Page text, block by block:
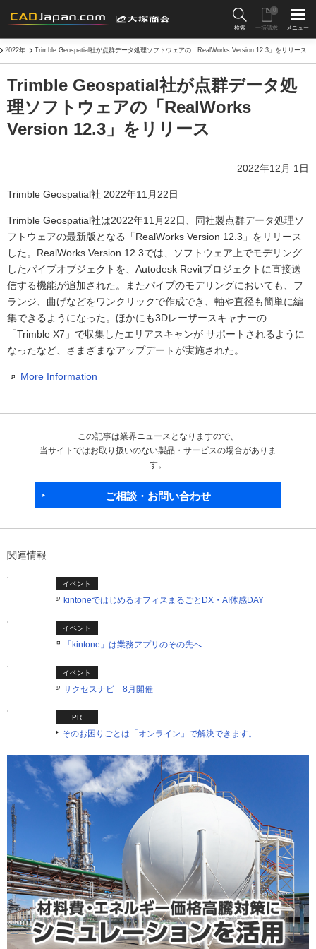
検索 一括請求
0
メニュー
2022年 Trimble Geospatial社が点群データ処理ソフトウェアの「RealWorks Version 12.3」をリリース
Trimble Geospatial社が点群データ処
理ソフトウェアの「RealWorks
Version 12.3」をリリース
2022年12月 1日
Trimble Geospatial社 2022年11月22日
Trimble Geospatial社は2022年11月22日、同社製点群データ処理ソ
フトウェアの最新版となる「RealWorks Version 12.3」をリリース
した。RealWorks Version 12.3では、ソフトウェア上でモデリング
したパイプオブジェクトを、Autodesk Revitプロジェクトに直接送
信する機能が追加された。またパイプのモデリングにおいても、フ
ランジ、曲げなどをワンクリックで作成でき、軸や直径も簡単に編
集できるようになった。ほかにも3Dレーザースキャナーの
「Trimble X7」で収集したエリアスキャンが サポートされるように
なったなど、さまざまなアップデートが実施された。
More Information
この記事は業界ニュースとなりますので、
当サイトではお取り扱いのない製品・サービスの場合がありま
す。
ご相談・お問い合わせ
関連情報
イベント
kintoneではじめるオフィスまるごとDX・AI体感DAY
イベント
「kintone」は業務アプリのその先へ
イベント
サクセスナビ 8月開催
PR
そのお困りごとは「オンライン」で解決できます。